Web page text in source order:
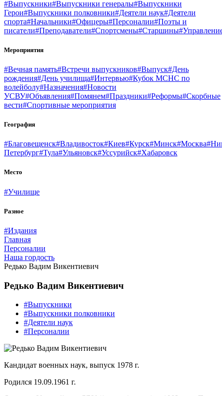
#Выпускники#Выпускники генералы#Выпускники
Герои#Выпускники полковники#Деятели наук#Деятели
спорта#Начальники#Офицеры#Персоналии#Поэты и
писатели#Преподаватели#Спортсмены#Старшины
Мероприятия
#Вечная память#Встречи выпускников#Выпуск#День
рождения#День училища#Интервью#Кубок МСНС по
волейболу#Назначения#Новости
УСВУ#Объявления#Помянем#Праздники#Реформы#Скорбные
вести#Спортивные мероприятия
География
#Благовещенск#Владивосток#Киев#Курск#Минск#Москва
Петербург#Тула#Ульяновск#Уссурийск#Хабаровск
Место
#Училище
Разное
#Издания
Главная
Персоналии
Наша гордость
Редько Вадим Викентиевич
Редько Вадим Викентиевич
#Выпускники
#Выпускники полковники
#Деятели наук
#Персоналии
Кандидат военных наук, выпуск 1978 г.
Родился 19.09.1961 г.